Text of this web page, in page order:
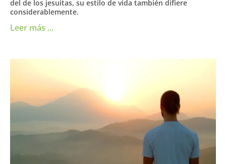
del de los jesuitas, su estilo de vida también difiere
considerablemente.
Leer más ...